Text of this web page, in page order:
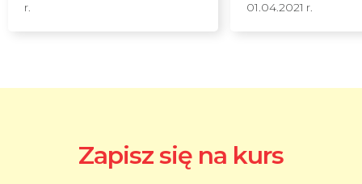
r.
01.04.2021 r.
Zapisz się na kurs